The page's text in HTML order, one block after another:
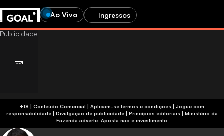
Ao Vivo Ingressos
+18 | Conteúdo Comercial | Aplicam-se termos e condições | Jogue com
responsabilidade| Divulgação de publicidade| Princípios editoriais | Ministério da
Fazenda adverte: Aposta não é investimento